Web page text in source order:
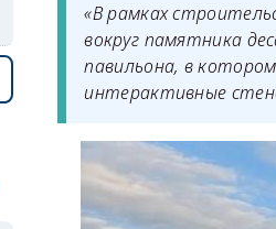
«В рамках
вокруг памятника
павильона, в
интерактивные